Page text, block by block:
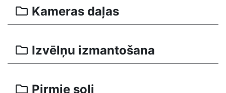
Kameras daļas
Izvēlņu izmantošana
Pirmie soļi